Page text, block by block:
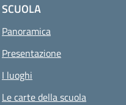
SCUOLA
Panoramica
Presentazione
I luoghi
Le carte della scuola